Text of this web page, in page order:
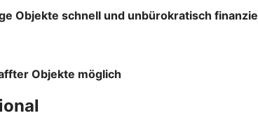
Objekte schnell und unbürokratisch
Objekte möglich